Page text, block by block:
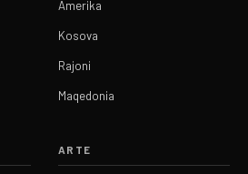
Amerika
Kosova
Rajoni
Maqedonia
ARTE